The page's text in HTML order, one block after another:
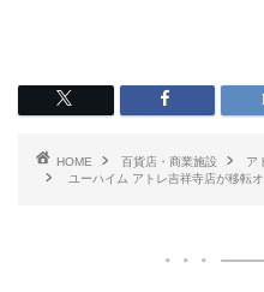
HOME 百貨店・商業施設
ア
ユーハイム アトレ吉祥寺店が移転